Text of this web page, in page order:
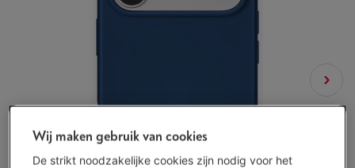
Wij maken gebruik van cookies
De strikt noodzakelijke cookies zijn nodig voor het